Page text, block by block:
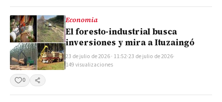
Economia
El foresto-industrial busca
inversiones y mira a Ituzaingó
23 de julio de 2026 · 11:52·23 de julio de 2026·
149 visualizaciones
0
Compartir